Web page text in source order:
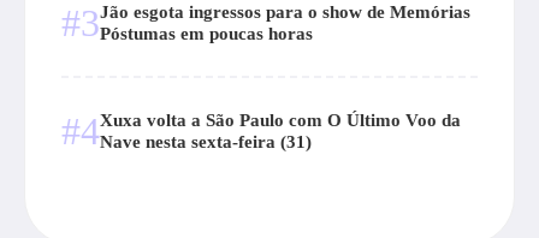
#3Jão esgota ingressos para o show de Memórias
Póstumas em poucas horas
#4Xuxa volta a São Paulo com O Último Voo da
Nave nesta sexta-feira (31)